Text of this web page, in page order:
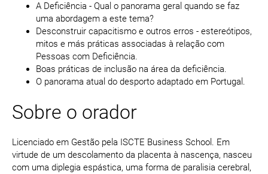
A Deficiência - Qual o panorama geral quando se faz
uma abordagem a este tema?
Desconstruir capacitismo e outros erros - estereótipos,
mitos e más práticas associadas à relação com
Pessoas com Deficiência.
Boas práticas de inclusão na área da deficiência.
O panorama atual do desporto adaptado em Portugal.
Sobre o orador
Licenciado em Gestão pela ISCTE Business School. Em
virtude de um descolamento da placenta à nascença, nasceu
com uma diplegia espástica, uma forma de paralisia cerebral,